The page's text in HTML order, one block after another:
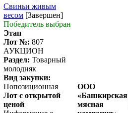
Свиньи живым
весом [Завершен]
Победитель выбран
Этап
Лот №: 807
АУКЦИОН
Раздел: Товарный
молодняк
Вид закупки:
Попозиционная
Лот с открытой
ценой
ООО
«Башкирская
мясная